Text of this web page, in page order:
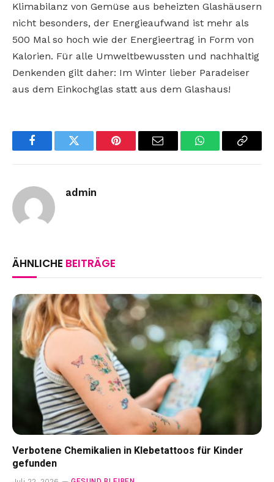
Klimabilanz von Gemüse aus beheizten Glashäusern
nicht besonders, der Energieaufwand ist mehr als
500 Mal so hoch wie der Energieertrag in Form von
Kalorien. Für alle Umweltbewussten und nachhaltig
Denkenden gilt daher: Im Winter lieber Paradeiser
aus dem Einkochglas statt aus dem Glashaus!
FacebookTwitter Pinterest Email WhatsAppCopy
admin
ÄHNLICHE BEITRÄGE
Verbotene Chemikalien in Klebetattoos für Kinder
gefunden